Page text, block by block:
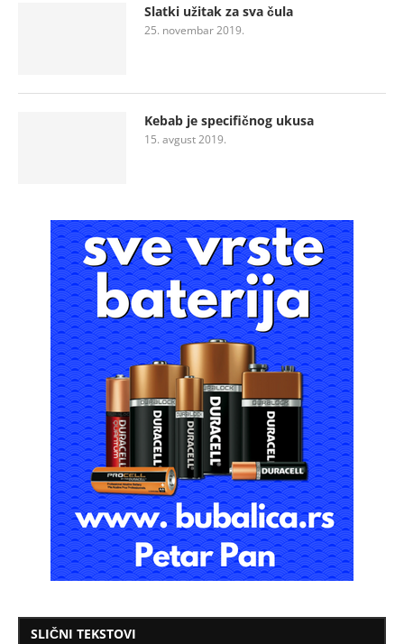
Slatki užitak za sva čula
25. novembar 2019.
Kebab je specifičnog ukusa
15. avgust 2019.
SLIČNI TEKSTOVI